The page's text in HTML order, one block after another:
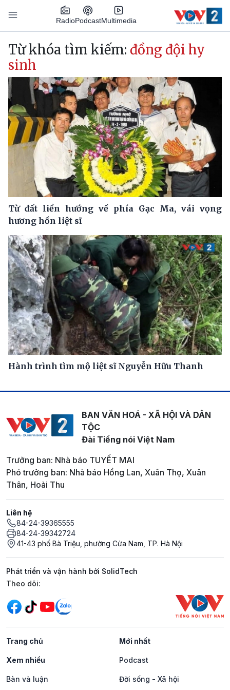
Nhảy đến nội dung
RadioPodcastMultimedia
Main navigation
Từ khóa tìm kiếm: đồng đội hy
sinh
Từ đất liền hướng về phía Gạc Ma, vái vọng
hương hồn liệt sĩ
Hành trình tìm mộ liệt sĩ Nguyễn Hữu Thanh
BAN VĂN HOÁ - XÃ HỘI VÀ DÂN
TỘC
Đài Tiếng nói Việt Nam
Trưởng ban: Nhà báo TUYẾT MAI
Phó trưởng ban: Nhà báo Hồng Lan, Xuân Thọ, Xuân
Thân, Hoài Thu
Liên hệ
84-24-39365555
84-24-39342724
41-43 phố Bà Triệu, phường Cửa Nam, TP. Hà Nội
Phát triển và vận hành bởi SolidTech
Mạng xã hội
Theo dõi:
Trang chủ Mới nhất
Xem nhiều Podcast
Bàn và luận Đời sống - Xã hội